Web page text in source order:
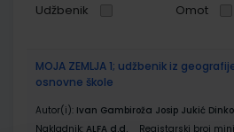
Udžbenik Omot
MOJA ZEMLJA 1; udžbenik iz
osnovne škole
Autor(i): Ivan Gambiroža Josip Jukić
Nakladnik: ALFA d.d. Registarski broj